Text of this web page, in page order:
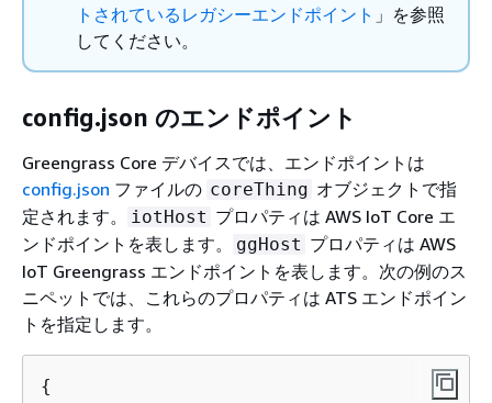
トされているレガシーエンドポイント 」を参照
してください。
config.json のエンドポイント
Greengrass Core デバイスでは、エンドポイントは
config.json ファイルの coreThing オブジェクトで指
定されます。
iotHost プロパティは AWS IoT Core エ
ンドポイントを表します。
ggHost プロパティは AWS
IoT Greengrass エンドポイントを表します。次の例のス
ニペットでは、これらのプロパティは ATS エンドポイン
トを指定します。
{